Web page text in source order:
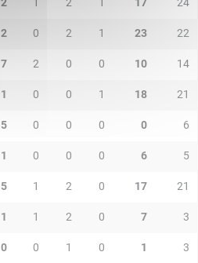
2 0 2 1 23 22
7 2 0 0 10 14
1 0 0 1 18 21
5 0 0 0 0 6
1 0 0 0 6 5
5 1 2 0 17 21
1 1 2 0 7 3
0 0 1 0 1 3